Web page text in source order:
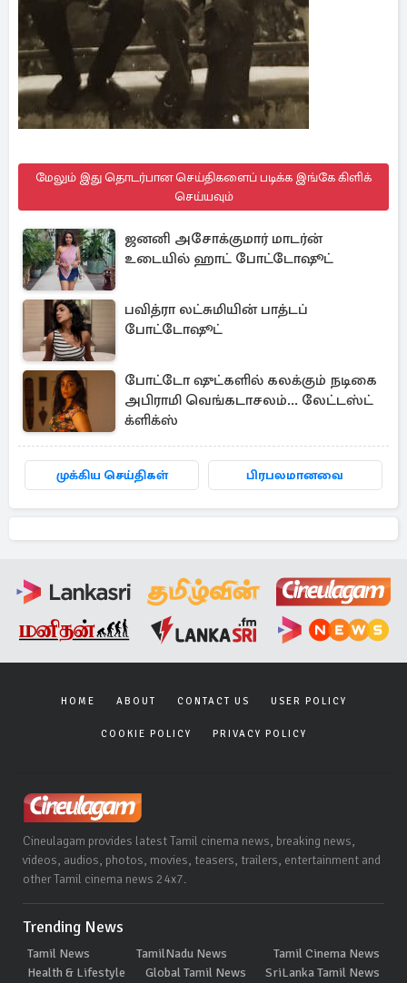
மேலும் இது தொடர்பான செய்திகளைப் படிக்க இங்கே கிளிக்
செய்யவும்
ஜனனி அசோக்குமார் மாடர்ன்
உடையில் ஹாட் போட்டோஷூட்
பவித்ரா லட்சுமியின் பாத்டப்
போட்டோஷூட்
போட்டோ ஷுட்களில் கலக்கும் நடிகை
அபிராமி வெங்கடாசலம்... லேட்டஸ்ட்
க்ளிக்ஸ்
முக்கிய செய்திகள் பிரபலமானவை
HOME ABOUT CONTACT US USER POLICY
COOKIE POLICY PRIVACY POLICY
Cineulagam provides latest Tamil cinema news, breaking news,
videos, audios, photos, movies, teasers, trailers, entertainment and
other Tamil cinema news 24x7.
Trending News
Tamil News TamilNadu News
Tamil Cinema News
Health & Lifestyle
Global Tamil News SriLanka Tamil News